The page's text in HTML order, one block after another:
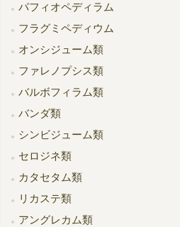
パフィオペディラム
フラグミペディウム
オンシジューム類
ファレノプシス類
バルボフィラム類
バンダ類
シンビジューム類
セロジネ類
カタセタム類
リカステ類
アングレカム類